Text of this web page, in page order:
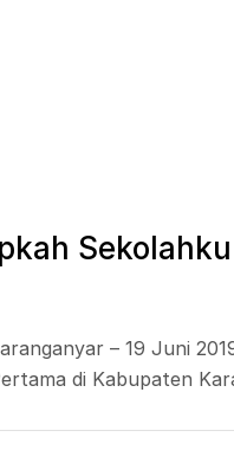
– 19 Juni
di Kabupaten